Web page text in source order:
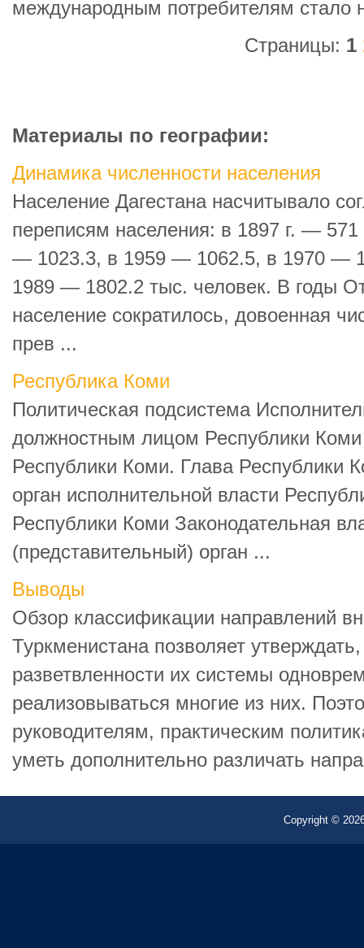
международным потребителям стало
Страницы: 1
Материалы по географии:
Динамика численности населения
Население Дагестана насчитывало
переписям населения: в 1897 г. —
— 1023.3, в 1959 — 1062.5, в 1970 —
1989 — 1802.2 тыс. человек. В годы
население сократилось, довоенная
прев ...
Республика Коми
Политическая подсистема
должностным лицом Республики Коми
Республики Коми. Глава Республики
орган исполнительной власти
Республики Коми Законодательная
(представительный) орган ...
Выводы
Обзор классификации направлений
Туркменистана позволяет
разветвленности их системы
реализовываться многие из них.
руководителям, практическим
уметь дополнительно различать
Copyright ©